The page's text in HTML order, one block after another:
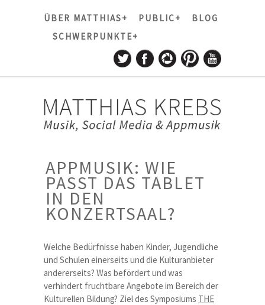
ÜBER MATTHIAS+ PUBLIC+
BLOG
SCHWERPUNKTE+
APPMUSIK: WIE
PASST DAS TABLET
IN DEN
KONZERTSAAL?
Welche Bedürfnisse haben Kinder, Jugendliche
und Schulen einerseits und die Kulturanbieter
andererseits? Was befördert und was
verhindert fruchtbare Angebote im Bereich der
Kulturellen Bildung? Ziel des Symposiums THE